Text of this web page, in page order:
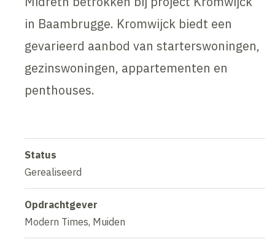
in Baambrugge. Kromwijck biedt een
gevarieerd aanbod van starterswoningen,
gezinswoningen, appartementen en
penthouses.
Status
Gerealiseerd
Opdrachtgever
Modern Times, Muiden